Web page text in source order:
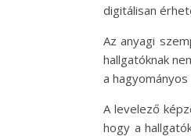
digitálisan
Az anyagi
hallgatóknak
a
A levelező
hogy a